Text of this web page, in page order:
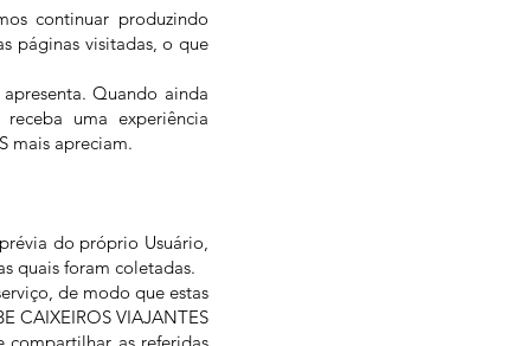
continuar produzindo
páginas visitadas, o que
Quando ainda
uma experiência
mais apreciam.
do próprio Usuário,
quais foram coletadas.
de modo que estas
CAIXEIROS VIAJANTES